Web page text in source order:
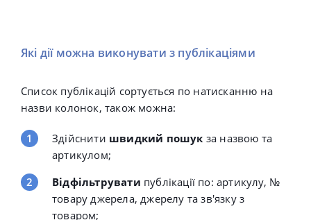
Які дії можна виконувати з публікаціями
Список публікацій сортується по натисканню на
назви колонок, також можна:
Здійснити швидкий пошук за назвою та
артикулом;
Відфільтрувати публікації по:артикулу, №
товару джерела, джерелу та зв'язку з
товаром;